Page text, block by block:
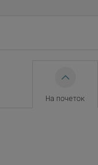
На почеток